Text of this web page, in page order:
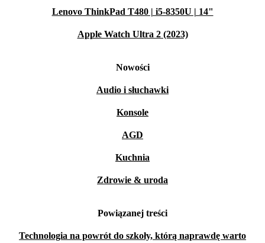
Lenovo ThinkPad T480 | i5-8350U | 14"
Apple Watch Ultra 2 (2023)
Nowości
Audio i słuchawki
Konsole
AGD
Kuchnia
Zdrowie & uroda
Powiązanej treści
Technologia na powrót do szkoły, którą naprawdę warto